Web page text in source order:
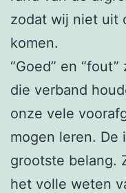
zodat wij niet uit
komen.
“Goed” en
die verband
onze vele
mogen leren. De
grootste belang.
het volle weten